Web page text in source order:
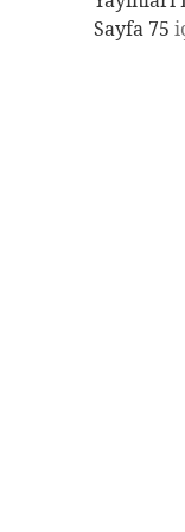
Sayfa 75